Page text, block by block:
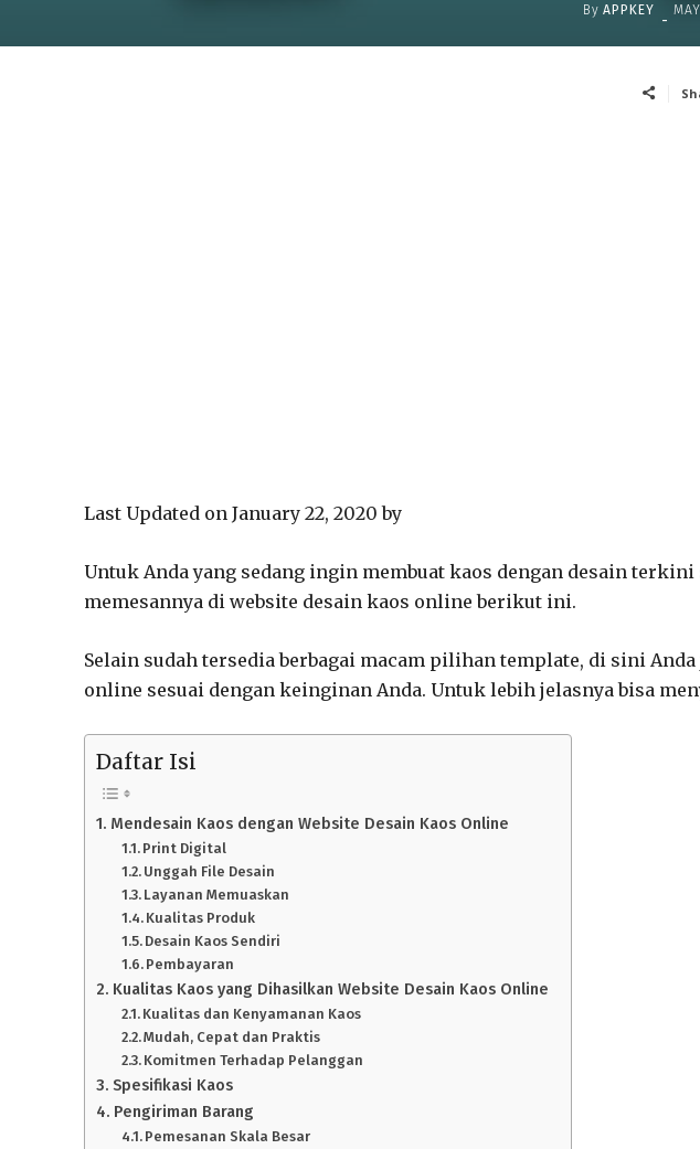
By APPKEY -
Last Updated on January 22, 2020 by
Untuk Anda yang sedang ingin membuat kaos dengan desain
memesannya di website desain kaos online berikut ini.
Selain sudah tersedia berbagai macam pilihan template, di sini
online sesuai dengan keinginan Anda. Untuk lebih jelasnya bisa
Daftar Isi
Mendesain Kaos dengan Website Desain Kaos Online
Print Digital
Unggah File Desain
Layanan Memuaskan
Kualitas Produk
Desain Kaos Sendiri
Pembayaran
Kualitas Kaos yang Dihasilkan Website Desain Kaos Online
Kualitas dan Kenyamanan Kaos
Mudah, Cepat dan Praktis
Komitmen Terhadap Pelanggan
Spesifikasi Kaos
Pengiriman Barang
Pemesanan Skala Besar